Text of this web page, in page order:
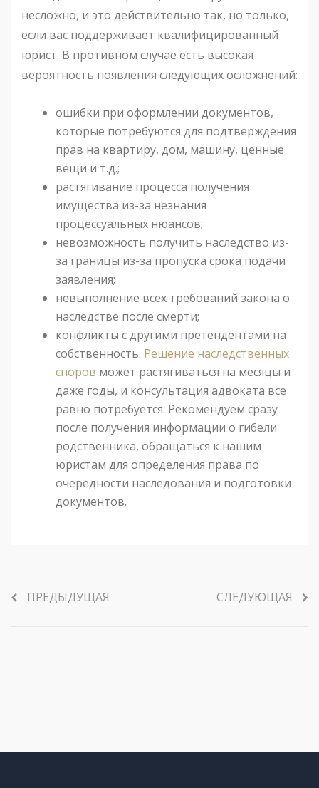
несложно, и это действительно так, но только,
если вас поддерживает квалифицированный
юрист. В противном случае есть высокая
вероятность появления следующих осложнений:
ошибки при оформлении документов,
которые потребуются для подтверждения
прав на квартиру, дом, машину, ценные
вещи и т.д.;
растягивание процесса получения
имущества из-за незнания
процессуальных нюансов;
невозможность получить наследство из-
за границы из-за пропуска срока подачи
заявления;
невыполнение всех требований закона о
наследстве после смерти;
конфликты с другими претендентами на
собственность. Решение наследственных
споров может растягиваться на месяцы и
даже годы, и консультация адвоката все
равно потребуется. Рекомендуем сразу
после получения информации о гибели
родственника, обращаться к нашим
юристам для определения права по
очередности наследования и подготовки
документов.
ПРЕДЫДУЩАЯ СЛЕДУЮЩАЯ